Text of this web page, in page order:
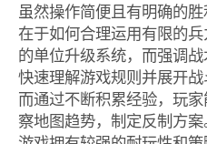
虽然操作简便且有明确的
在于如何合理运用有限的
的单位升级系统，而强调
快速理解游戏规则并展开战
而通过不断积累经验，玩
察地图趋势，制定反制方